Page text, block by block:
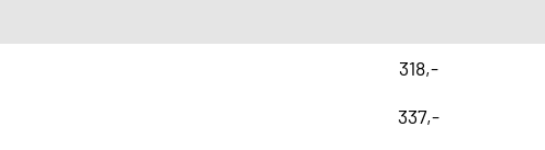
318,-
337,-